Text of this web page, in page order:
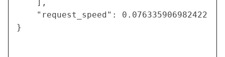
    ],
    "request_speed": 0.076335906982422